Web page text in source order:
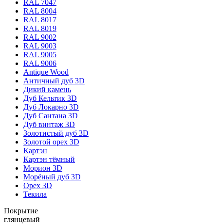
RAL 7047
RAL 8004
RAL 8017
RAL 8019
RAL 9002
RAL 9003
RAL 9005
RAL 9006
Antique Wood
Античный дуб 3D
Дикий камень
Дуб Кельтик 3D
Дуб Локарно 3D
Дуб Сантана 3D
Дуб винтаж 3D
Золотистый дуб 3D
Золотой орех 3D
Картэн
Картэн тёмный
Морион 3D
Морёный дуб 3D
Орех 3D
Текила
Покрытие
глянцевый